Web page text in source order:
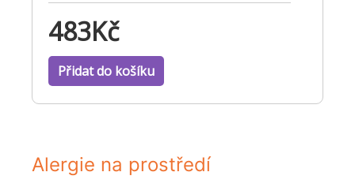
483Kč
Přidat do košíku
Alergie na prostředí